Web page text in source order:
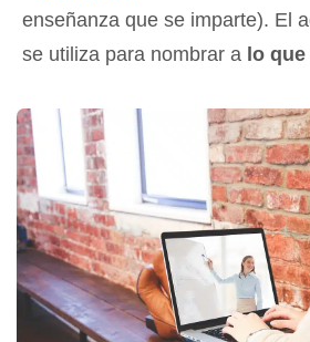
enseñanza que se imparte). El
se utiliza para nombrar a lo